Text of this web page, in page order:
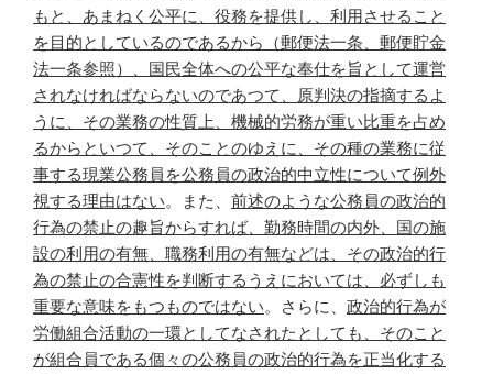
もと、あまねく公平に、役務を提供し、利用させること
を目的としているのであるから（郵便法一条、郵便貯金
法一条参照）、国民全体への公平な奉仕を旨として運営
されなければならないのであつて、原判決の指摘するよ
うに、その業務の性質上、機械的労務が重い比重を占め
るからといつて、そのことのゆえに、その種の業務に従
事する現業公務員を公務員の政治的中立性について例外
視する理由はない。また、 前述のような公務員の政治的
行為の禁止の趣旨からすれば、勤務時間の内外、国の施
設の利用の有無、職務利用の有無などは、その政治的行
為の禁止の合憲性を判断するうえにおいては、必ずしも
重要な意味をもつものではない。さらに、 政治的行為が
労働組合活動の一環としてなされたとしても、そのこと
が組合員である個々の公務員の政治的行為を正当化する